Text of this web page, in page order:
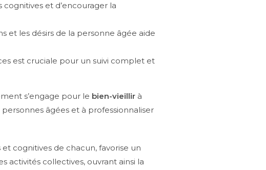
et d’encourager la
et les désirs de la personne âgée aide
est cruciale pour un suivi complet et
s’engage pour le bien-vieillir à
âgées et à professionnaliser
et cognitives de chacun, favorise un
activités collectives, ouvrant ainsi la